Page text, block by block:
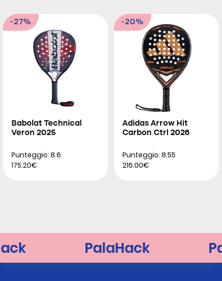
-27%
Babolat Technical
Veron 2025
Punteggio: 8.6
175.20€
-20%
Adidas Arrow Hit
Carbon Ctrl 2026
Punteggio: 8.55
216.00€